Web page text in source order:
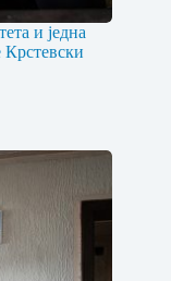
и једна
Крстевски